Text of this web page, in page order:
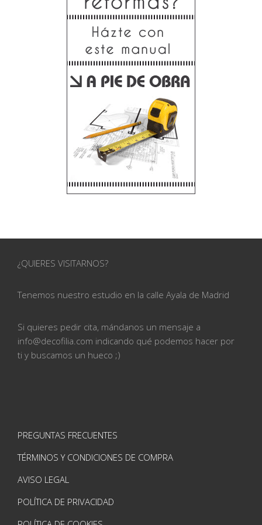
¿QUIERES VISITARNOS?
Tenemos nuestro estudio en la calle Ayala de Madrid
Si quieres pedir cita, mándanos un mensaje a
info@decofilia.com indicando qué podemos hacer por
ti y buscamos un hueco ;)
PREGUNTAS FRECUENTES
TÉRMINOS Y CONDICIONES DE COMPRA
AVISO LEGAL
POLÍTICA DE PRIVACIDAD